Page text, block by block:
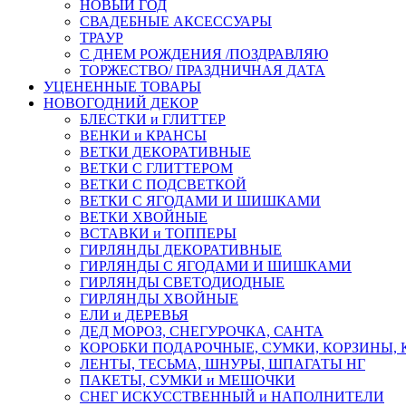
НОВЫЙ ГОД
СВАДЕБНЫЕ АКСЕССУАРЫ
ТРАУР
С ДНЕМ РОЖДЕНИЯ /ПОЗДРАВЛЯЮ
ТОРЖЕСТВО/ ПРАЗДНИЧНАЯ ДАТА
УЦЕНЕННЫЕ ТОВАРЫ
НОВОГОДНИЙ ДЕКОР
БЛЕСТКИ и ГЛИТТЕР
ВЕНКИ и КРАНСЫ
ВЕТКИ ДЕКОРАТИВНЫЕ
ВЕТКИ С ГЛИТТЕРОМ
ВЕТКИ С ПОДСВЕТКОЙ
ВЕТКИ С ЯГОДАМИ И ШИШКАМИ
ВЕТКИ ХВОЙНЫЕ
ВСТАВКИ и ТОППЕРЫ
ГИРЛЯНДЫ ДЕКОРАТИВНЫЕ
ГИРЛЯНДЫ С ЯГОДАМИ И ШИШКАМИ
ГИРЛЯНДЫ СВЕТОДИОДНЫЕ
ГИРЛЯНДЫ ХВОЙНЫЕ
ЕЛИ и ДЕРЕВЬЯ
ДЕД МОРОЗ, СНЕГУРОЧКА, САНТА
КОРОБКИ ПОДАРОЧНЫЕ, СУМКИ,
ЛЕНТЫ, ТЕСЬМА, ШНУРЫ, ШПАГАТЫ НГ
ПАКЕТЫ, СУМКИ и МЕШОЧКИ
СНЕГ ИСКУССТВЕННЫЙ и НАПОЛНИТЕЛИ